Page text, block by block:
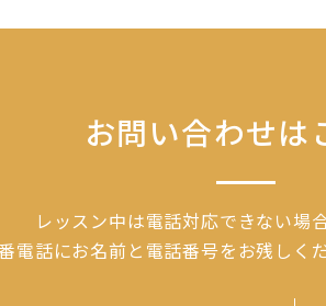
お問い合わせは
レッスン中は電話対応できない場
電話にお名前と電話番号をお残しく